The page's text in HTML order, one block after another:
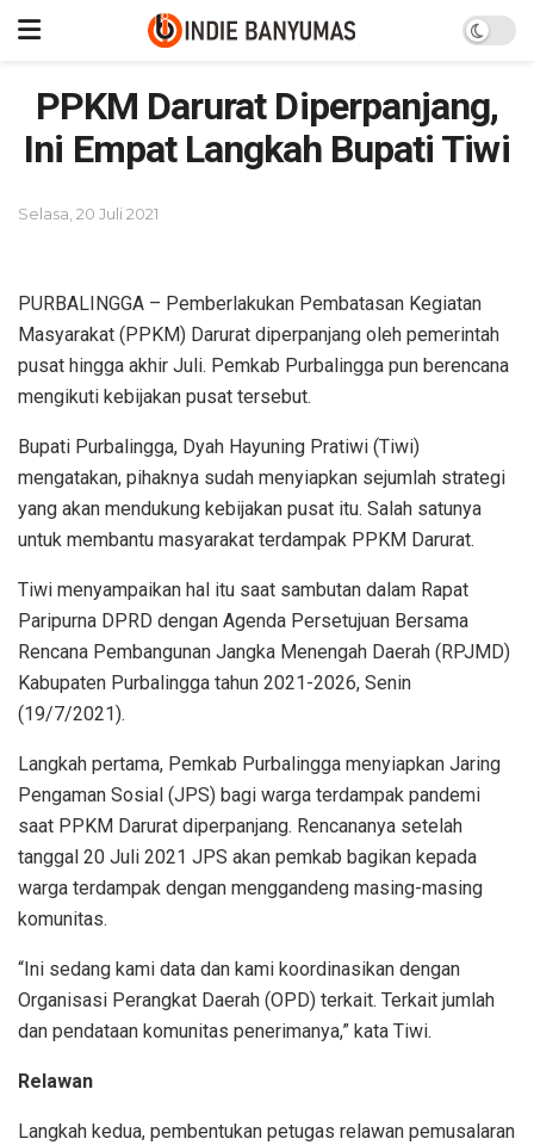
PPKM Darurat Diperpanjang,
Ini Empat Langkah Bupati Tiwi
Selasa, 20 Juli 2021
PURBALINGGA – Pemberlakukan Pembatasan Kegiatan
Masyarakat (PPKM) Darurat diperpanjang oleh pemerintah
pusat hingga akhir Juli. Pemkab Purbalingga pun berencana
mengikuti kebijakan pusat tersebut.
Bupati Purbalingga, Dyah Hayuning Pratiwi (Tiwi)
mengatakan, pihaknya sudah menyiapkan sejumlah strategi
yang akan mendukung kebijakan pusat itu. Salah satunya
untuk membantu masyarakat terdampak PPKM Darurat.
Tiwi menyampaikan hal itu saat sambutan dalam Rapat
Paripurna DPRD dengan Agenda Persetujuan Bersama
Rencana Pembangunan Jangka Menengah Daerah (RPJMD)
Kabupaten Purbalingga tahun 2021-2026, Senin
(19/7/2021).
Langkah pertama, Pemkab Purbalingga menyiapkan Jaring
Pengaman Sosial (JPS) bagi warga terdampak pandemi
saat PPKM Darurat diperpanjang. Rencananya setelah
tanggal 20 Juli 2021 JPS akan pemkab bagikan kepada
warga terdampak dengan menggandeng masing-masing
komunitas.
“Ini sedang kami data dan kami koordinasikan dengan
Organisasi Perangkat Daerah (OPD) terkait. Terkait jumlah
dan pendataan komunitas penerimanya,” kata Tiwi.
Relawan
Langkah kedua, pembentukan petugas relawan pemusalaran